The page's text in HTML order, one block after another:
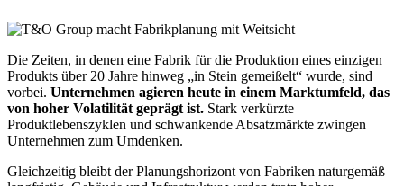
Die Zeiten, in denen eine Fabrik für die Produktion eines einzigen
Produkts über 20 Jahre hinweg „in Stein gemeißelt“ wurde, sind
vorbei. Unternehmen agieren heute in einem Marktumfeld, das
von hoher Volatilität geprägt ist. Stark verkürzte
Produktlebenszyklen und schwankende Absatzmärkte zwingen
Unternehmen zum Umdenken.
Gleichzeitig bleibt der Planungshorizont von Fabriken naturgemäß